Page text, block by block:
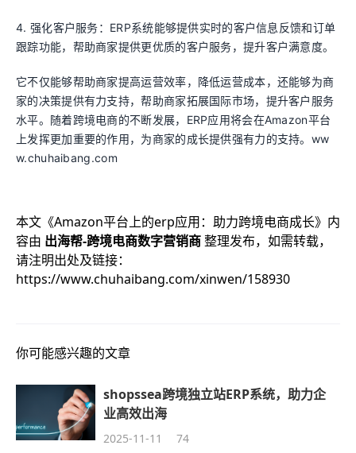
4. 强化客户服务：ERP系统能够提供实时的客户信息反馈和订单
跟踪功能，帮助商家提供更优质的客户服务，提升客户满意度。
它不仅能够帮助商家提高运营效率，降低运营成本，还能够为商
家的决策提供有力支持，帮助商家拓展国际市场，提升客户服务
水平。随着跨境电商的不断发展，ERP应用将会在Amazon平台
上发挥更加重要的作用，为商家的成长提供强有力的支持。ww
w.chuhaibang.com
本文《Amazon平台上的erp应用：助力跨境电商成长》内
容由 出海帮-跨境电商数字营销商整理发布，如需转载，
请注明出处及链接：
https://www.chuhaibang.com/xinwen/158930
你可能感兴趣的文章
shopssea跨境独立站ERP系统，助力企
业高效出海
2025-11-11 74